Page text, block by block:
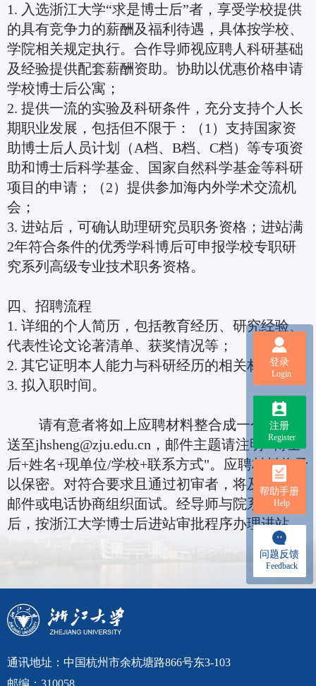
1. 入选浙江大学“求是博士后”者，享受学校提供
的具有竞争力的薪酬及福利待遇，具体按学校、
学院相关规定执行。合作导师视应聘人科研基础
及经验提供配套薪酬资助。协助以优惠价格申请
学校博士后公寓；
2. 提供一流的实验及科研条件，充分支持个人长
期职业发展，包括但不限于：（1）支持国家资
助博士后人员计划（A档、B档、C档）等专项资
助和博士后科学基金、国家自然科学基金等科研
项目的申请；（2）提供参加海内外学术交流机
会；
3. 进站后，可确认助理研究员职务资格；进站满
2年符合条件的优秀学科博后可申报学校专职研
究系列高级专业技术职务资格。
四、招聘流程
1. 详细的个人简历，包括教育经历、研究经验、
代表性论文论著清单、获奖情况等；
2. 其它证明本人能力与科研经历的相关材料；
3. 拟入职时间。
请有意者将如上应聘材料整合成一个文件发
送至jhsheng@zju.edu.cn，邮件主题请注明 "博士
后+姓名+现单位/学校+联系方式"。应聘材料将予
以保密。对符合要求且通过初审者，将及时通过
邮件或电话协商组织面试。经导师与院系同意
后，按浙江大学博士后进站审批程序办理进站。
登录
Login
注册
Register
帮助手册
Help
问题反馈
Feedback
通讯地址：中国杭州市余杭塘路866号东3-103
邮编：310058